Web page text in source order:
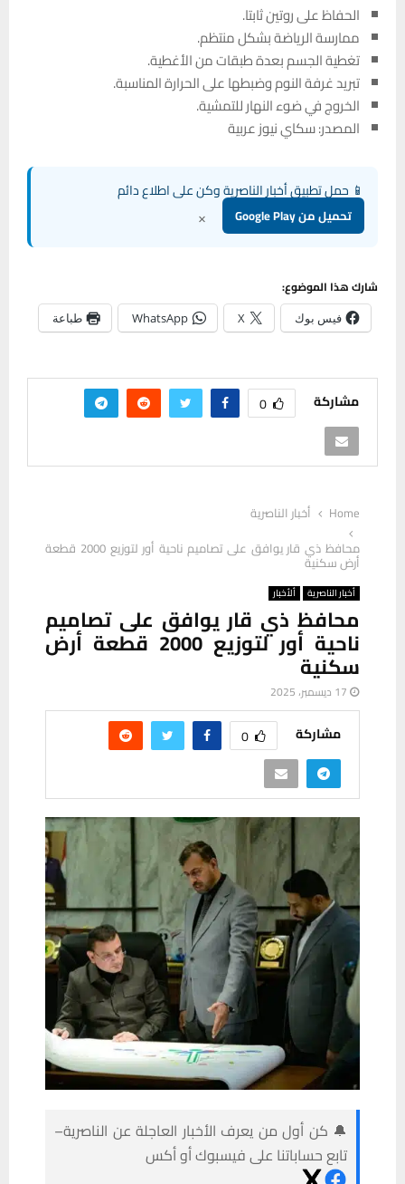
الحفاظ على روتين ثابتا.
ممارسة الرياضة بشكل منتظم.
تغطية الجسم بعدة طبقات من الأغطية.
تبريد غرفة النوم وضبطها على الحرارة المناسبة.
الخروج في ضوء النهار للتمشية.
المصدر: سكاي نيوز عربية
📱 حمل تطبيق أخبار الناصرية وكن على اطلاع دائم
تحميل من Google Play ×
شارك هذا الموضوع:
فيس بوك X
WhatsApp طباعة
مشاركة 0
Home
أخبار الناصرية
محافظ ذي قار يوافق على تصاميم ناحية أور لتوزيع 2000 قطعة
أرض سكنية
أخبار الناصرية ألأخبار
محافظ ذي قار يوافق على تصاميم
ناحية أور لتوزيع 2000 قطعة أرض
سكنية
17 ديسمبر، 2025
مشاركة 0
🔔 كن أول من يعرف الأخبار العاجلة عن الناصرية–
تابع حساباتنا على فيسبوك أو أكس